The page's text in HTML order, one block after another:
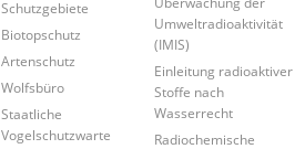
Schutzgebiete
Biotopschutz
Artenschutz
Wolfsbüro
Staatliche
Vogelschutzwarte
Umweltradioaktivität
(IMIS)
Einleitung radioaktiver
Stoffe nach
Wasserrecht
Radiochemische